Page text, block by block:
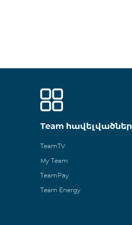
Team հավելվածներ
TeamTV
My Team
TeamPay
Team Energy